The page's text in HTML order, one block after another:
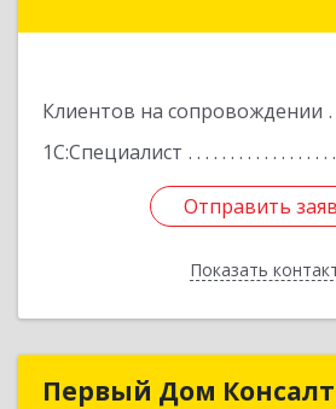
Клиентов на сопровождении
1С:Специалист
Отправить
Показать
Отправить
Назад
Первый Дом
Первый Дом